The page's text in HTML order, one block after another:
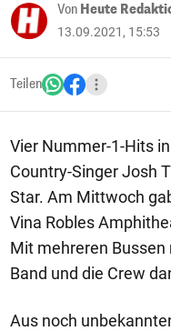
Von Heute
13.09.2021, 15:53
Teilen
Vier Nummer-1-Hits
Country-Singer Josh
Star. Am Mittwoch
Vina Robles
Mit mehreren Bussen
Band und die Crew
Aus noch